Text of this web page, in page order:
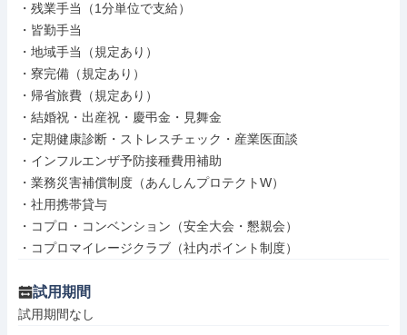
・残業手当（1分単位で支給）
・皆勤手当
・地域手当（規定あり）
・寮完備（規定あり）
・帰省旅費（規定あり）
・結婚祝・出産祝・慶弔金・見舞金
・定期健康診断・ストレスチェック・産業医面談
・インフルエンザ予防接種費用補助
・業務災害補償制度（あんしんプロテクトW）
・社用携帯貸与
・コプロ・コンベンション（安全大会・懇親会）
・コプロマイレージクラブ（社内ポイント制度）
試用期間
試用期間なし